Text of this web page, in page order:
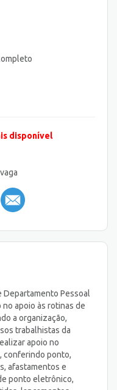
disponível
Departamento Pessoal
apoio às rotinas de
a organização,
trabalhistas da
apoio no
conferindo ponto,
afastamentos e
ponto eletrônico,